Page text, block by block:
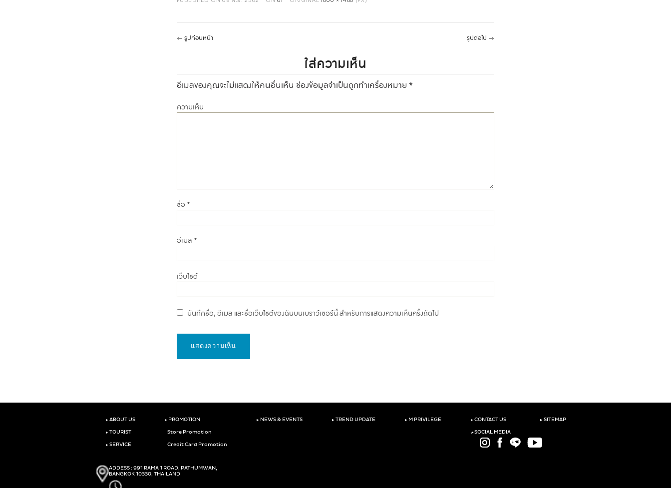
← รูปก่อนหน้า รูปต่อไป →
ใส่ความเห็น
อีเมลของคุณจะไม่แสดงให้คนอื่นเห็น ช่องข้อมูลจำเป็นถูกทำเครื่องหมาย *
ความเห็น
ชื่อ *
อีเมล *
เว็บไซต์
บันทึกชื่อ, อีเมล และชื่อเว็บไซต์ของฉันบนเบราว์เซอร์นี้ สำหรับการแสดงความเห็นครั้งถัดไป
‣ ABOUT US
‣ TOURIST
‣ SERVICE
‣ PROMOTION
Store Promotion
Credit Card Promotion
‣ NEWS & EVENTS ‣ TREND UPDATE ‣ M PRIVILEGE ‣ CONTACT US
‣SOCIAL MEDIA
‣ SITEMAP
ADDESS : 991 RAMA 1 ROAD, PATHUMWAN,
BANGKOK 10330, THAILAND